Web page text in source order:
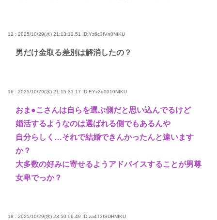
12 : 2025/10/29(水) 21:13:12.51 ID:Yz6c3fVn0NIKU
男だけ金取る差別は解消したの？
16 : 2025/10/29(水) 21:15:31.17 ID:EYz3q0010NIKU
おま●こさんは自らを選ぶ側だと思い込んでるけど
婚活するようなのは選ばれる側でもあるんや
自分らしく…それで結婚できんかったんと違います
か？
大多数の好みに寄せるようアドバイスすることが男尊
女卑でっか？
18 : 2025/10/29(水) 23:50:06.49 ID:za4T3fSDHNIKU